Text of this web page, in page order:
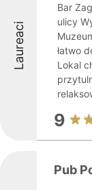
Laureaci
Bar
ulicy
łatwo
Lokal
9
Pub